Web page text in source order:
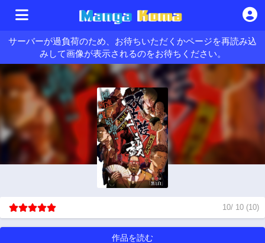
サーバーが過負荷のため、お待ちいただくかページを再読み込
みして画像が表示されるのをお待ちください。
10/ 10 (10)
作品を読む